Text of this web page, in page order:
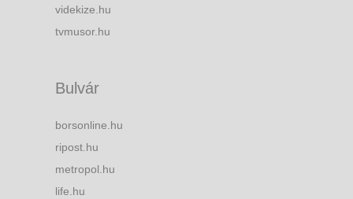
videkize.hu
tvmusor.hu
Bulvár
borsonline.hu
ripost.hu
metropol.hu
life.hu